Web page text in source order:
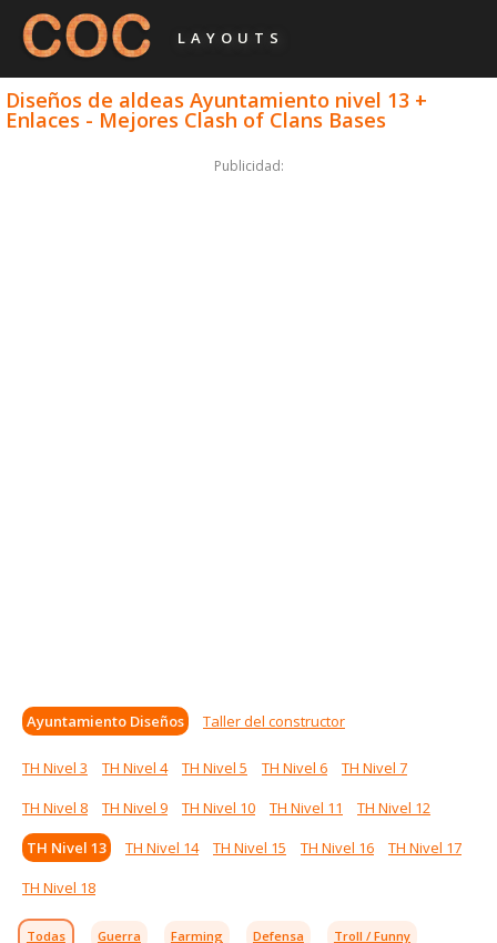
LAYOUTS
Diseños de aldeas Ayuntamiento nivel 13 +
Enlaces - Mejores Clash of Clans Bases
Publicidad:
Ayuntamiento Diseños Taller del constructor
TH Nivel 3 TH Nivel 4 TH Nivel 5 TH Nivel 6
TH Nivel 7
TH Nivel 8
TH Nivel 9 TH Nivel 10 TH Nivel 11
TH Nivel 12
TH Nivel 13
TH Nivel 14 TH Nivel 15 TH Nivel 16
TH Nivel 17
TH Nivel 18
Todas Guerra Farming Defensa Troll / Funny